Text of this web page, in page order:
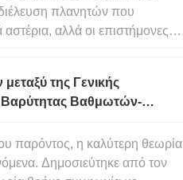
πλανητών που
αλλά οι επιστήμονες
της Γενικής
Βαρύτητας Βαθμωτών-
παρόντος, η καλύτερη θεωρία
Δημοσιεύτηκε από τον